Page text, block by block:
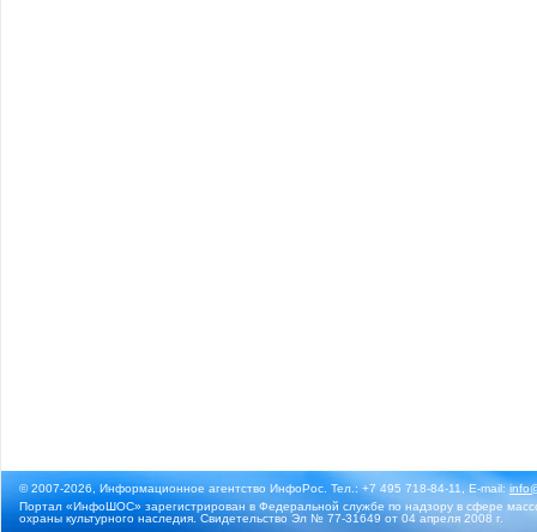
© 2007-2026, Информационное агентство ИнфоРос. Тел.: +7 495 718-84-11, E-mail:
Портал «ИнфоШОС» зарегистрирован в Федеральной службе по надзору в сфере
охраны культурного наследия. Свидетельство Эл № 77-31649 от 04 апреля 2008 г.